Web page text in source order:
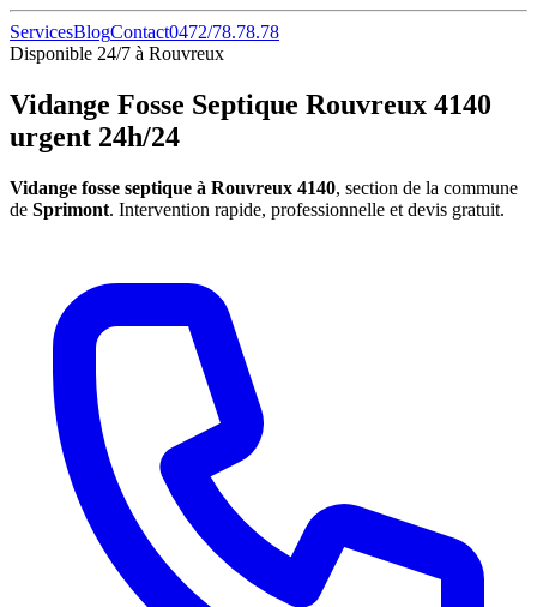
ServicesBlogContact0472/78.78.78
Disponible 24/7 à Rouvreux
Vidange Fosse Septique Rouvreux 4140
urgent 24h/24
Vidange fosse septique à Rouvreux 4140, section de la commune
de Sprimont. Intervention rapide, professionnelle et devis gratuit.